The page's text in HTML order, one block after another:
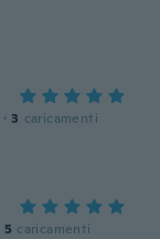
· 3 caricamenti
5 caricamenti